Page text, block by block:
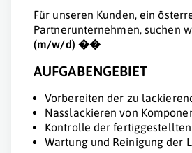
Für unseren Kunden, ein
Partnerunternehmen, suchen
(m/w/d) �️�
AUFGABENGEBIET
Vorbereiten der zu
Nasslackieren von
Kontrolle der
Wartung und Reinigung der